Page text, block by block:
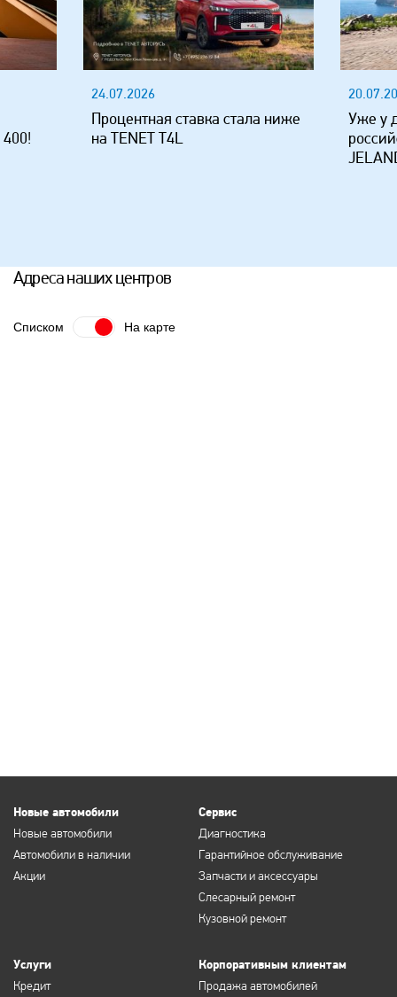
24.07.2026
Процентная ставка стала ниже
на TENET T4L
Уже у
Адреса наших центров
Списком На карте
Новые автомобили
Новые автомобили
Автомобили в наличии
Акции
Сервис
Диагностика
Гарантийное обслуживание
Запчасти и аксессуары
Слесарный ремонт
Кузовной ремонт
Услуги
Кредит
Корпоративным клиентам
Продажа автомобилей